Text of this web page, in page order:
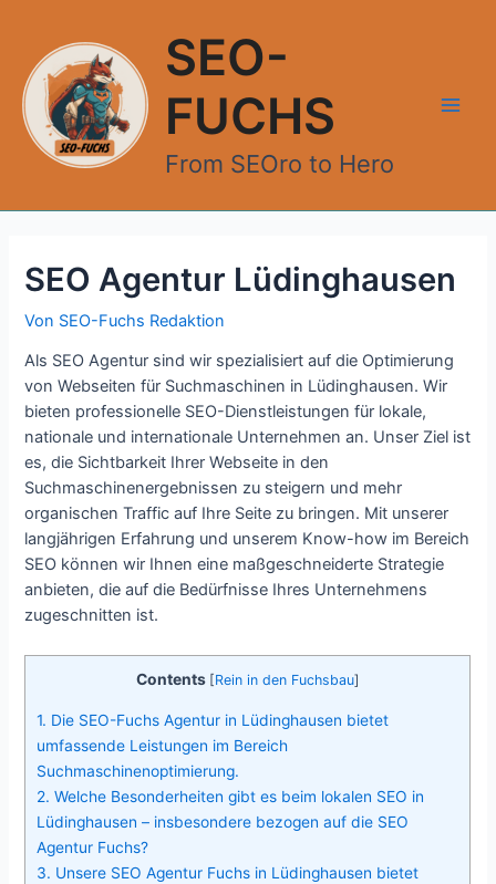
springen
SEO-
FUCHS
From SEOro to Hero
SEO Agentur Lüdinghausen
Von SEO-Fuchs Redaktion
Als SEO Agentur sind wir spezialisiert auf die Optimierung
von Webseiten für Suchmaschinen in Lüdinghausen. Wir
bieten professionelle SEO-Dienstleistungen für lokale,
nationale und internationale Unternehmen an. Unser Ziel ist
es, die Sichtbarkeit Ihrer Webseite in den
Suchmaschinenergebnissen zu steigern und mehr
organischen Traffic auf Ihre Seite zu bringen. Mit unserer
langjährigen Erfahrung und unserem Know-how im Bereich
SEO können wir Ihnen eine maßgeschneiderte Strategie
anbieten, die auf die Bedürfnisse Ihres Unternehmens
zugeschnitten ist.
Contents [Rein in den Fuchsbau]
1. Die SEO-Fuchs Agentur in Lüdinghausen bietet
umfassende Leistungen im Bereich
Suchmaschinenoptimierung.
2. Welche Besonderheiten gibt es beim lokalen SEO in
Lüdinghausen – insbesondere bezogen auf die SEO
Agentur Fuchs?
3. Unsere SEO Agentur Fuchs in Lüdinghausen bietet